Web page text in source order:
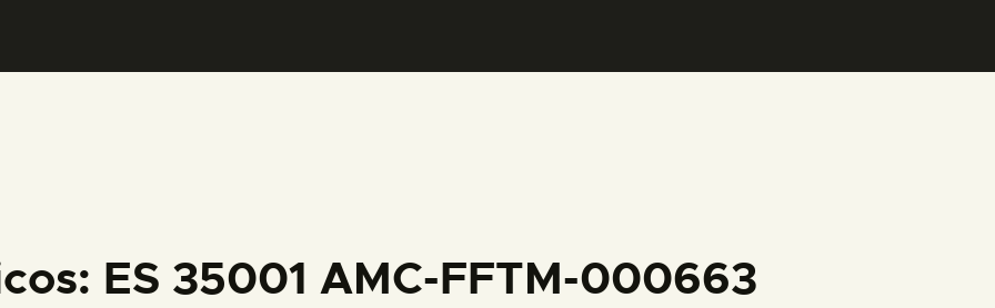
ES 35001 AMC-FFTM-000663